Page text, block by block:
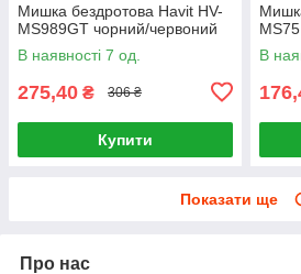
Мишка бездротова Havit HV-
MS989GT чорний/червоний
В наявності 7 од.
275,40 ₴ 306 ₴
Купити
В
Показати ще
Про нас